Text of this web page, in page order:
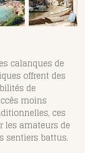
calanques de
offrent des
de
moins
ces
les amateurs de
sentiers battus.